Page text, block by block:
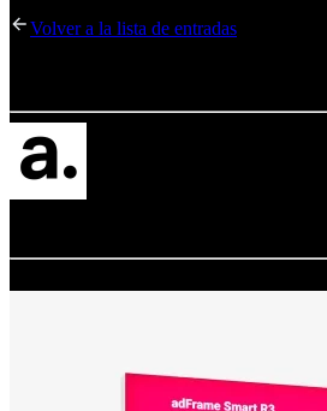
Volver a la lista de entradas